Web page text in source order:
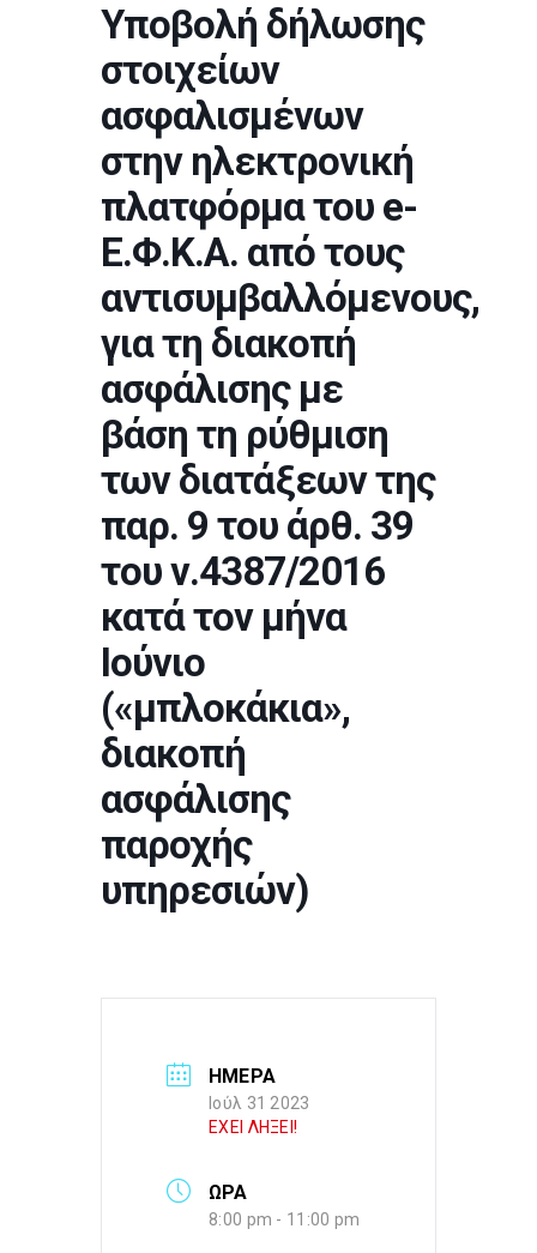
Υποβολή δήλωσης
στοιχείων
ασφαλισμένων
στην ηλεκτρονική
πλατφόρμα του e-
Ε.Φ.Κ.Α. από τους
αντισυμβαλλόμενους,
για τη διακοπή
ασφάλισης με
βάση τη ρύθμιση
των διατάξεων της
παρ. 9 του άρθ. 39
του ν.4387/2016
κατά τον μήνα
Ιούνιο
(«μπλοκάκια»,
διακοπή
ασφάλισης
παροχής
υπηρεσιών)
ΗΜΕΡΑ
Ιούλ 31 2023
ΕΧΕΙ ΛΗΞΕΙ!
ΩΡΑ
8:00 pm - 11:00 pm